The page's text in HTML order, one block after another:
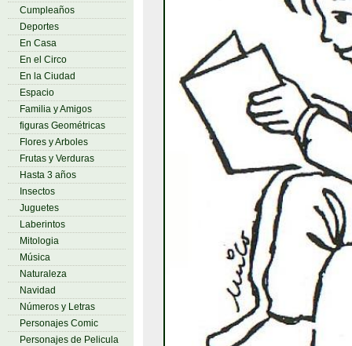
Cumpleaños
Deportes
En Casa
En el Circo
En la Ciudad
Espacio
Familia y Amigos
figuras Geométricas
Flores y Arboles
Frutas y Verduras
Hasta 3 años
Insectos
Juguetes
Laberintos
Mitologia
Música
Naturaleza
Navidad
Números y Letras
Personajes Comic
Personajes de Pelicula